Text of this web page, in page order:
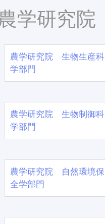
学研究院
農学研究院 生物生産科
学部門
農学研究院 生物制御科
学部門
農学研究院 自然環境保
全学部門